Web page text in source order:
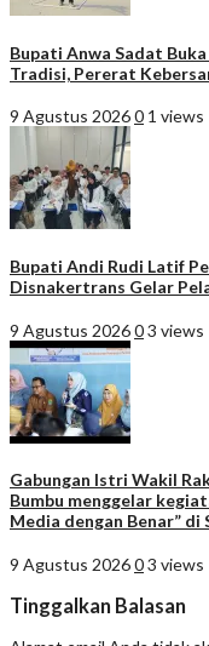
Bupati Anwa Sadat Buka
Tradisi, Pererat
9 Agustus 20260 1 views
Bupati Andi Rudi Latif
Disnakertrans Gelar
9 Agustus 202603 views
Gabungan Istri Wakil
Bumbu menggelar
Media dengan Benar” di
9 Agustus 202603 views
Tinggalkan Balasan